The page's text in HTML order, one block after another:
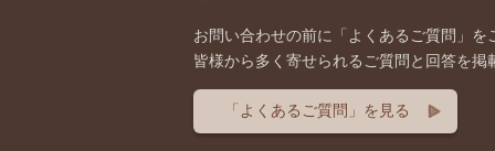
お問い合わせの前に「よくあるご質問」を
皆様から多く寄せられるご質問と回答を掲
「よくあるご質問」を見る